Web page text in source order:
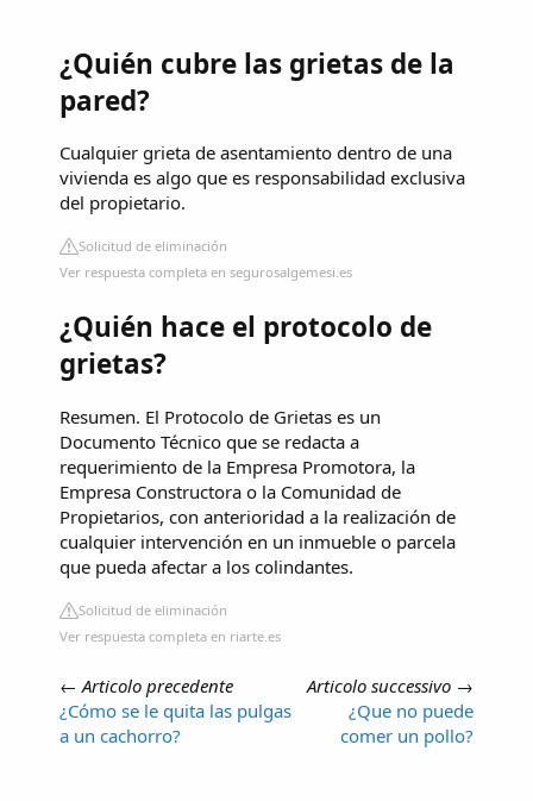
¿Quién cubre las grietas de la
pared?
Cualquier grieta de asentamiento dentro de una
vivienda es algo que es responsabilidad exclusiva
del propietario.
Solicitud de eliminación
Ver respuesta completa en segurosalgemesi.es
¿Quién hace el protocolo de
grietas?
Resumen. El Protocolo de Grietas es un
Documento Técnico que se redacta a
requerimiento de la Empresa Promotora, la
Empresa Constructora o la Comunidad de
Propietarios, con anterioridad a la realización de
cualquier intervención en un inmueble o parcela
que pueda afectar a los colindantes.
Solicitud de eliminación
Ver respuesta completa en riarte.es
← Articolo precedente
¿Cómo se le quita las pulgas
a un cachorro?
Articolo successivo →
¿Que no puede
comer un pollo?